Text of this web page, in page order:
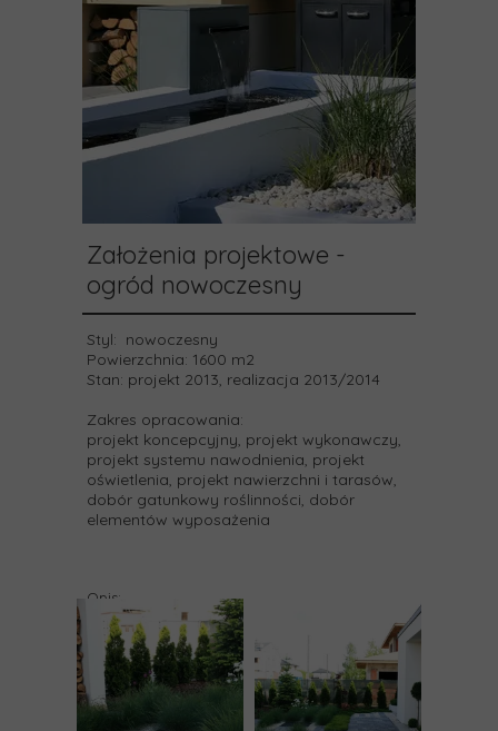
Założenia projektowe -
ogród nowoczesny
Styl: nowoczesny
Powierzchnia: 1600 m2
Stan: projekt 2013, realizacja 2013/2014
Zakres opracowania:
projekt koncepcyjny, projekt wykonawczy,
projekt systemu nawodnienia, projekt
oświetlenia, projekt nawierzchni i tarasów,
dobór gatunkowy roślinności, dobór
elementów wyposażenia
Opis: